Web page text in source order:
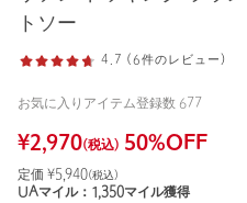
トソー
4.7 (6件のレビュー)
お気に入りアイテム登録数 677
¥2,970(税込) 50%OFF
定価 ¥5,940(税込)
UAマイル： 1,350マイル獲得